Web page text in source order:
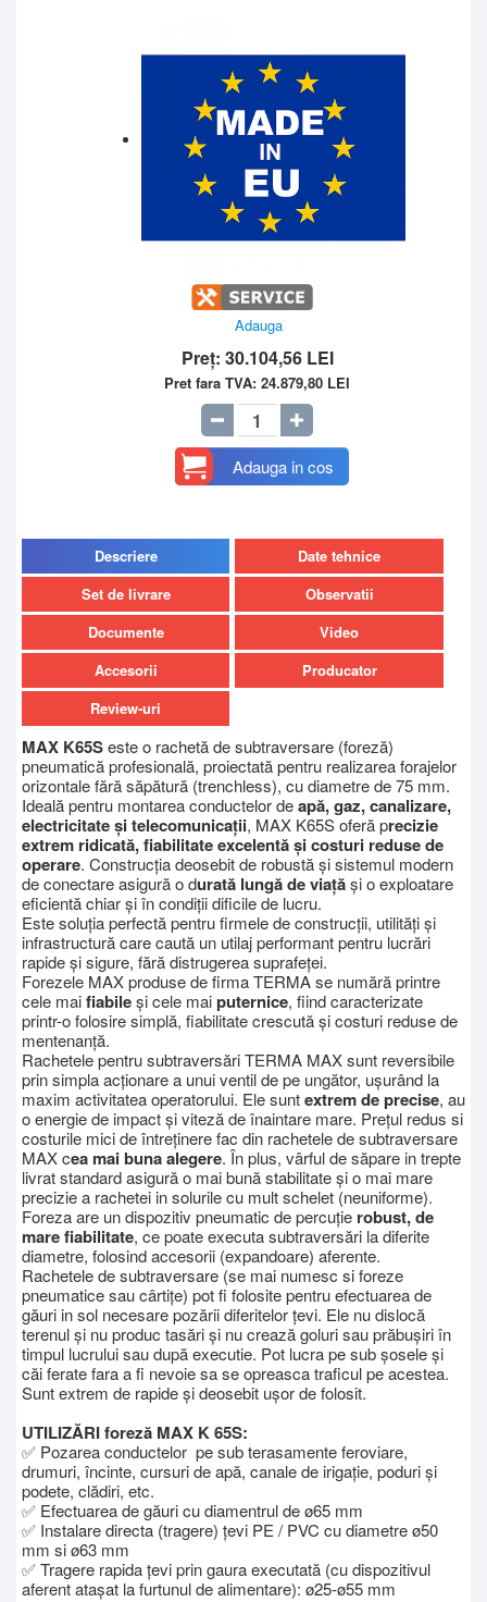
Adauga
Preț: 30.104,56 LEI
Pret fara TVA:24.879,80 LEI
Adauga in cos
Descriere
MAX K65Seste o rachetă de subtraversare (foreză)
pneumatică profesională, proiectată pentru realizarea forajelor
orizontale fără săpătură (trenchless), cu diametre de 75 mm.
Ideală pentru montarea conductelor deapă, gaz, canalizare,
electricitate și telecomunicații, MAX K65S oferă precizie
extrem ridicată, fiabilitate excelentă și costuri reduse de
operare. Construcția deosebit de robustă și sistemul modern
de conectare asigură o durată lungă de viațăși o exploatare
eficientă chiar și în condiții dificile de lucru.
Este soluția perfectă pentru firmele de construcții, utilități și
infrastructură care caută un utilaj performant pentru lucrări
rapide și sigure, fără distrugerea suprafeței.
Forezele MAX produse de firma TERMA se numără printre
cele maifiabileși cele maiputernice, fiind caracterizate
printr-o folosire simplă, fiabilitate crescută și costuri reduse de
mentenanță.
Rachetele pentru subtraversări TERMA MAX sunt reversibile
prin simpla acționare a unui ventil de pe ungător, ușurând la
maxim activitatea operatorului. Ele suntextrem de precise, au
o energie de impact și viteză de înaintare mare. Prețul redus si
costurile mici de întreținere fac din rachetele de subtraversare
MAX cea mai buna alegere. În plus, vârful de săpare in trepte
livrat standard asigură o mai bună stabilitate și o mai mare
precizie a rachetei in solurile cu mult schelet (neuniforme).
Foreza are un dispozitiv pneumatic de percuție robust, de
mare fiabilitate, ce poate executa subtraversări la diferite
diametre, folosind accesorii (expandoare) aferente.
Rachetele de subtraversare (se mai numesc si foreze
pneumatice sau cârtițe) pot fi folosite pentru efectuarea de
găuri in sol necesare pozării diferitelor țevi. Ele nu dislocă
terenul și nu produc tasări și nu crează goluri sau prăbușiri în
timpul lucrului sau după executie. Pot lucra pe sub șosele și
căi ferate fara a fi nevoie sa se opreasca traficul pe acestea.
Sunt extrem de rapide și deosebit ușor de folosit.
UTILIZĂRI foreză MAX K 65S:
✅ Pozarea conductelor pe sub terasamente feroviare,
drumuri, încinte, cursuri de apă, canale de irigație, poduri și
podete, clădiri, etc.
✅ Efectuarea de găuri cu diamentrul de ø65 mm
✅ Instalare directa (tragere) țevi PE / PVC cu diametre ø50
mm si ø63 mm
✅Tragere rapida țevi prin gaura executată (cu dispozitivul
aferent atașat la furtunul de alimentare): ø25-ø55 mm
Date tehnice
Set de livrare
Observatii
Documente
Video
Accesorii
Producator
Review-uri